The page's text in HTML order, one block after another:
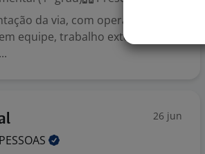
da via, com operação de
equipe, trabalho externo.
26 jun
PESSOAS